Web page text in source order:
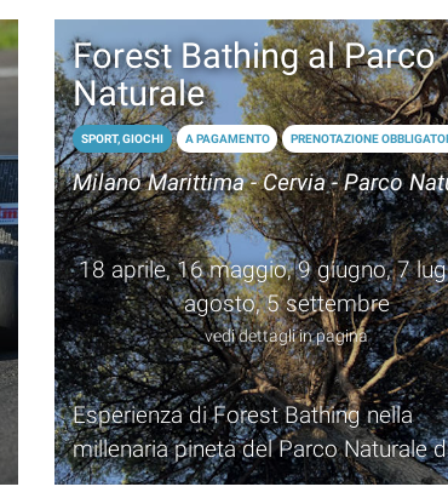
Forest Bathing al Parco
Naturale
SPORT, GIOCHI A PAGAMENTO PRENOTAZIONE
Milano Marittima - Cervia - Parco
18 aprile, 16 maggio, 9 giugno, 7
agosto, 5 settembre
vedi dettagli in pagina
Esperienza di Forest Bathing nella
millenaria pineta del Parco Naturale
Cervia